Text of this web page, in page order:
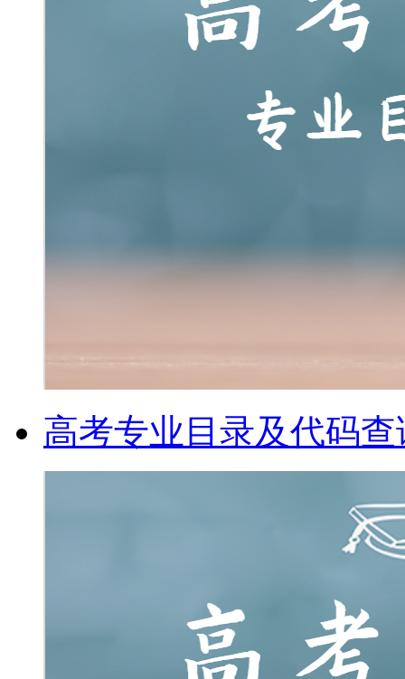
高考专业目录及代码查